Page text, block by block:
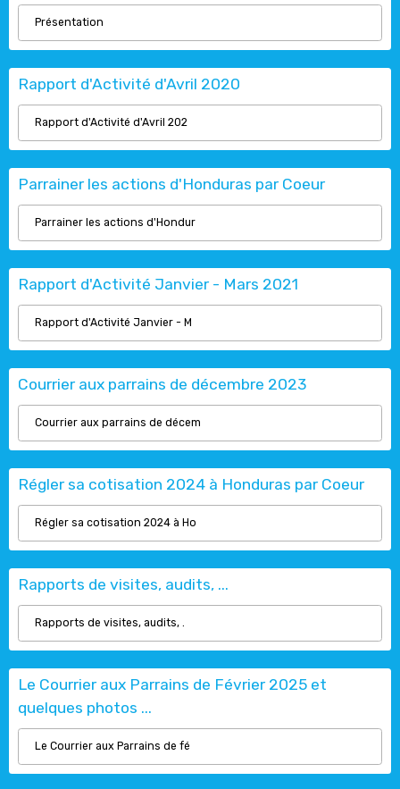
Présentation
Rapport d'Activité d'Avril 2020
Rapport d'Activité d'Avril 202
Parrainer les actions d'Honduras par Coeur
Parrainer les actions d'Hondur
Rapport d'Activité Janvier - Mars 2021
Rapport d'Activité Janvier - M
Courrier aux parrains de décembre 2023
Courrier aux parrains de décem
Régler sa cotisation 2024 à Honduras par Coeur
Régler sa cotisation 2024 à Ho
Rapports de visites, audits, ...
Rapports de visites, audits, .
Le Courrier aux Parrains de Février 2025 et
quelques photos ...
Le Courrier aux Parrains de fé